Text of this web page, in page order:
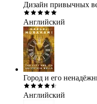
Дизайн привычных
Английский
Город и его
Английский